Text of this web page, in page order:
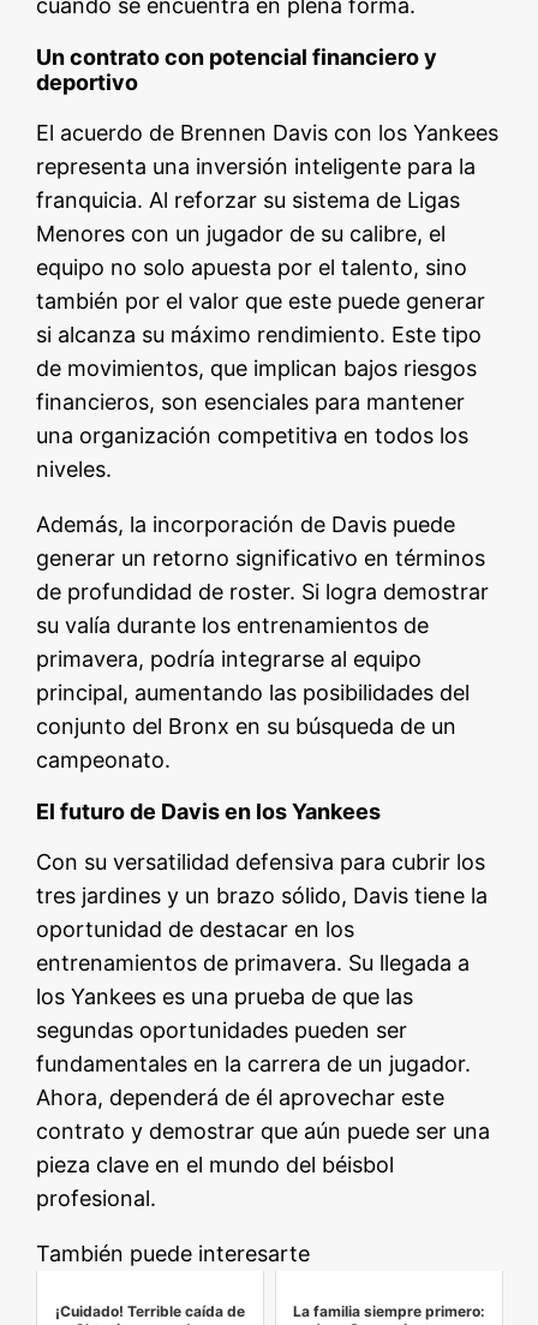
cuando se encuentra en plena forma.
Un contrato con potencial financiero y
deportivo
El acuerdo de Brennen Davis con los Yankees
representa una inversión inteligente para la
franquicia. Al reforzar su sistema de Ligas
Menores con un jugador de su calibre, el
equipo no solo apuesta por el talento, sino
también por el valor que este puede generar
si alcanza su máximo rendimiento. Este tipo
de movimientos, que implican bajos riesgos
financieros, son esenciales para mantener
una organización competitiva en todos los
niveles.
Además, la incorporación de Davis puede
generar un retorno significativo en términos
de profundidad de roster. Si logra demostrar
su valía durante los entrenamientos de
primavera, podría integrarse al equipo
principal, aumentando las posibilidades del
conjunto del Bronx en su búsqueda de un
campeonato.
El futuro de Davis en los Yankees
Con su versatilidad defensiva para cubrir los
tres jardines y un brazo sólido, Davis tiene la
oportunidad de destacar en los
entrenamientos de primavera. Su llegada a
los Yankees es una prueba de que las
segundas oportunidades pueden ser
fundamentales en la carrera de un jugador.
Ahora, dependerá de él aprovechar este
contrato y demostrar que aún puede ser una
pieza clave en el mundo del béisbol
profesional.
También puede interesarte
¡Cuidado! Terrible caída de
La familia siempre primero: